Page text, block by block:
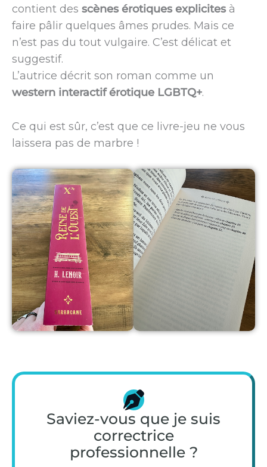
contient des scènes érotiques explicitesà
faire pâlir quelques âmes prudes. Mais ce
n’est pas du tout vulgaire. C’est délicat et
suggestif.
L’autrice décrit son roman comme un
western interactif érotique LGBTQ+.
Ce qui est sûr, c’est que ce livre-jeu ne vous
laissera pas de marbre !
Saviez-vous que je suis
correctrice
professionnelle ?